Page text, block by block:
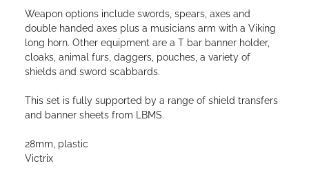
Weapon options include swords, spears, axes and
double handed axes plus a musicians arm with a Viking
long horn. Other equipment are a T bar banner holder,
cloaks, animal furs, daggers, pouches, a variety of
shields and sword scabbards.
This set is fully supported by a range of shield transfers
and banner sheets from LBMS.
28mm, plastic
Victrix